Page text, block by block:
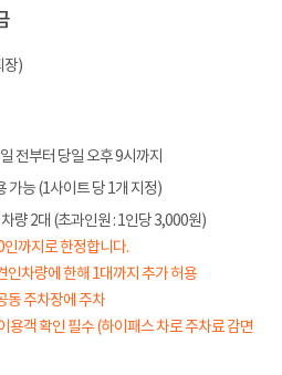
장)
전부터 당일 오후 9시까지
가능 (1사이트 당 1개 지정)
량 2대 (초과인원 : 1인당 3,000원)
까지로 한정합니다.
차량에 한해 1대까지 추가 허용
동 주차장에 주차
객 확인 필수 (하이패스 차로 주차료 감면